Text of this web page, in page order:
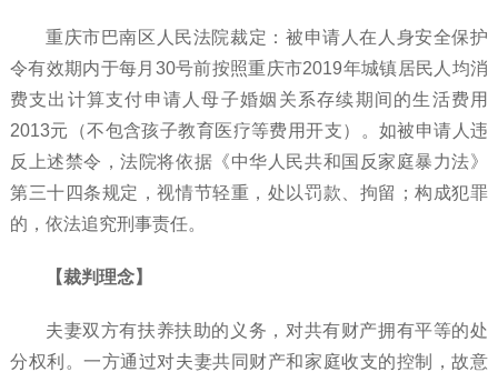
重庆市巴南区人民法院裁定：被申请人在人身安全保护
令有效期内于每月 30号前按照重庆市2019年城镇居民人均消
费支出计算支付申请人母子婚姻关系存续期间的生活费用
2013元（不包含孩子教育医疗等费用开支）。如被申请人违
反上述禁令，法院将依据《中华人民共和国反家庭暴力法》
第三十四条规定，视情节轻重，处以罚款、拘留；构成犯罪
的，依法追究刑事责任。
【裁判理念】
夫妻双方有扶养扶助的义务，对共有财产拥有平等的处
分权利。一方通过对夫妻共同财产和家庭收支的控制，故意